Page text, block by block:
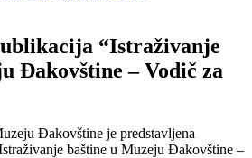
“Istraživanje
Đakovštine – Vodič za
Đakovštine je predstavljena
baštine u Muzeju Đakovštine –